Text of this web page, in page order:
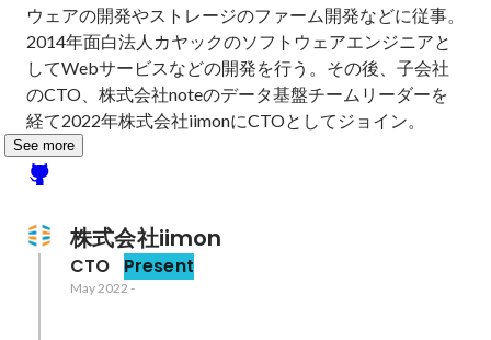
ウェアの開発やストレージのファーム開発などに従事。
2014年面白法人カヤックのソフトウェアエンジニアと
してWebサービスなどの開発を行う。その後、子会社
のCTO、株式会社noteのデータ基盤チームリーダーを
経て2022年株式会社iimonにCTOとしてジョイン。
See more
株式会社iimon
CTO Present
May 2022 -